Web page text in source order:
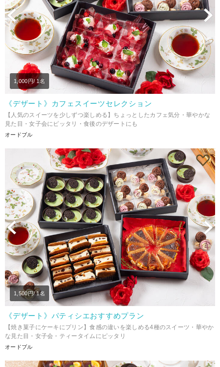
Previous
1,000円/ 1名
《デザート》カフェスイーツセレクション
【人気のスイーツを少しずつ楽しめる】ちょっとしたカフェ気分・華やかな
見た目・女子会にピッタリ・食後のデザートにも
オードブル
Previous
1,500円/ 1名
《デザート》パティシエおすすめプラン
【焼き菓子にケーキにプリン】食感の違いを楽しめる4種のスイーツ・華やか
な見た目・女子会・ティータイムにピッタリ
オードブル